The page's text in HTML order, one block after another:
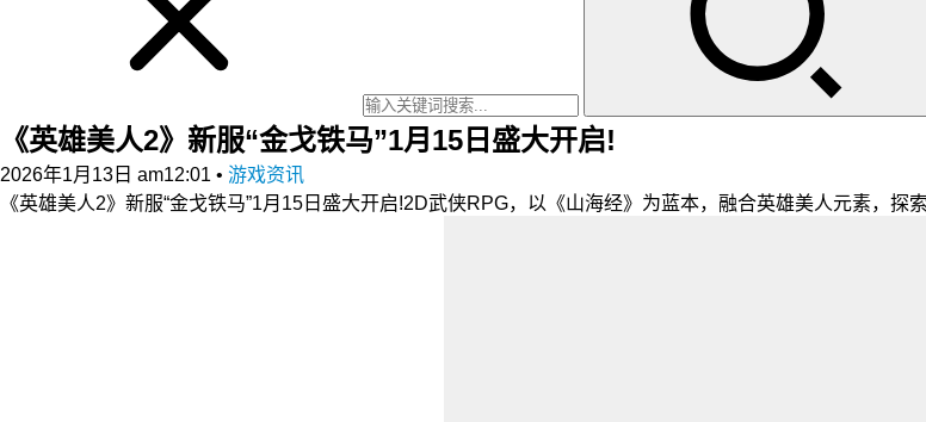
《英雄美人2》新服“金戈铁马”1月15日盛大开启!
2026年1月13日 am12:01 • 游戏资讯
《英雄美人2》新服“金戈铁马”1月15日盛大开启!2D武侠RPG，以《山海经》为蓝本，融合英雄美人元素，